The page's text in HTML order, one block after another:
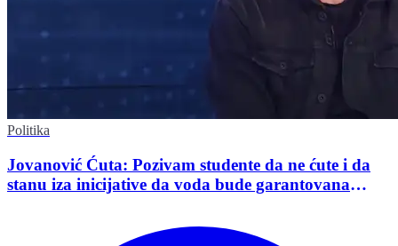
Politika
Jovanović Ćuta: Pozivam studente da ne ćute i da
stanu iza inicijative da voda bude garantovana